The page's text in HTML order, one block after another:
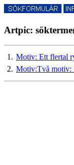
Artpic:
1. Motiv: Ett flertal
2. Motiv:Två motiv: